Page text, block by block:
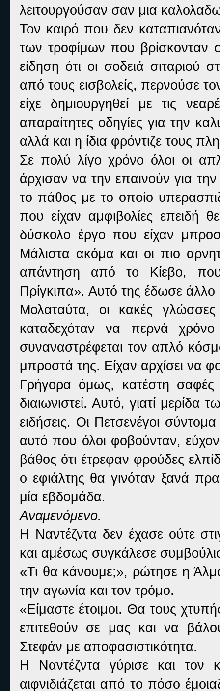
λειτουργούσαν σαν μια
Τον καιρό που δεν
των τροφίμων που βρίσκονταν
είδηση ότι οι σοδειά σιταριού
από τους εισβολείς, περνούσε
είχε δημιουργηθεί με τις
απαραίτητες οδηγίες για την
αλλά και η ίδια φρόντιζε τους
Σε πολύ λίγο χρόνο όλοι οι
άρχισαν να την επαινούν για
το πάθος με το οποίο
που είχαν αμφιβολίες επειδή
δύσκολο έργο που είχαν
Μάλιστα ακόμα και οι πιο
απάντηση από το Κίεβο,
Πρίγκιπα». Αυτό της έδωσε
Μολαταύτα, οι κακές
καταδεχόταν να περνά χρόνο
συναναστρέφεται τον απλό
μπροστά της. Είχαν αρχίσει να
Γρήγορα όμως, κατέστη
διαιωνιστεί. Αυτό, γιατί μερίδα
ειδήσεις. Οι Πετσενέγοι
αυτό που όλοι φοβούνταν,
βάθος ότι έτρεφαν φρούδες
ο εφιάλτης θα γινόταν ξανά
μία εβδομάδα.
Αναμενόμενο.
Η Ναντέζντα δεν έχασε ούτε
και αμέσως συγκάλεσε
«Τι θα κάνουμε;», ρώτησε η
την αγωνία και τον τρόμο.
«Είμαστε έτοιμοι. Θα τους
επιτεθούν σε μας και να
Στεφάν με αποφασιστικότητα.
Η Ναντέζντα γύρισε και τον
αιφνιδιάζεται από το πόσο